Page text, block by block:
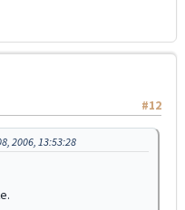
#12
2006, 13:53:28